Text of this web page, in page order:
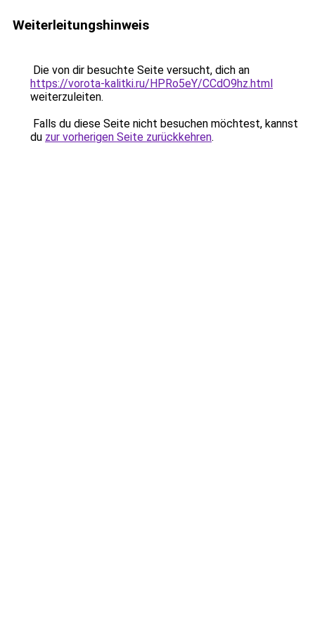
Weiterleitungshinweis
Die von dir besuchte Seite versucht, dich an
https://vorota-kalitki.ru/HPRo5eY/CCdO9hz.html
weiterzuleiten.
Falls du diese Seite nicht besuchen möchtest, kannst
du zur vorherigen Seite zurückkehren.